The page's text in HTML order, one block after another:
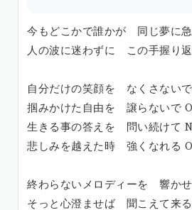
今もどこかで誰かが 同じ夢に
人の波に迷わずに この手握り返
自分だけの笑顔を なくさないで
掴みかけた自由を 譲らないで
生きる事の答えを 問い続けて
悲しみを越えた時 強くなれる
終わらないメロディーを 響か
そっと心澄ませば 聞こえて来る